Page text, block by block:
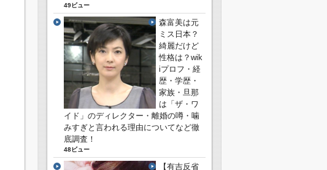
49ビュー
森富美は元
ミス日本？
綺麗だけど
性格は？wik
iプロフ・経
歴・学歴・
家族・旦那
は「ザ・ワ
イド」のディレクター・離婚の噂・噛
みすぎと言われる理由についてなど徹
底調査！
48ビュー
【有吉反省